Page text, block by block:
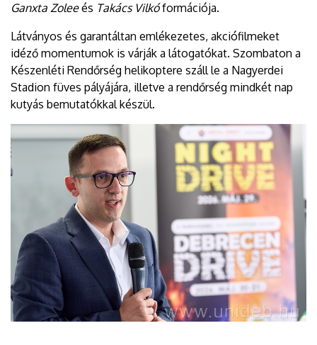
Ganxta Zoleeés Takács Vilkóformációja.
Látványos és garantáltan emlékezetes, akciófilmeket
idéző momentumok is várják a látogatókat. Szombaton a
Készenléti Rendőrség helikoptere száll le a Nagyerdei
Stadion füves pályájára, illetve a rendőrség mindkét nap
kutyás bemutatókkal készül.